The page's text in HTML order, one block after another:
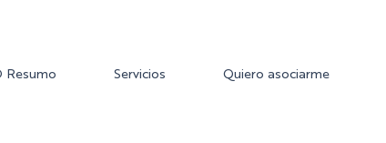
Resumo Servicios Quiero asociarme